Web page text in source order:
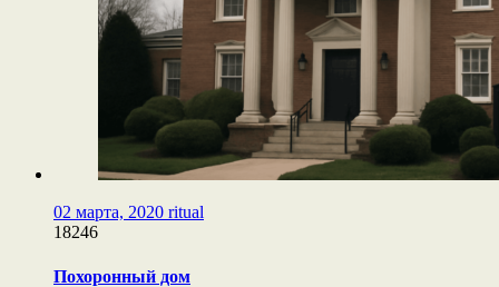
02 марта, 2020 ritual
18246
Похоронный дом